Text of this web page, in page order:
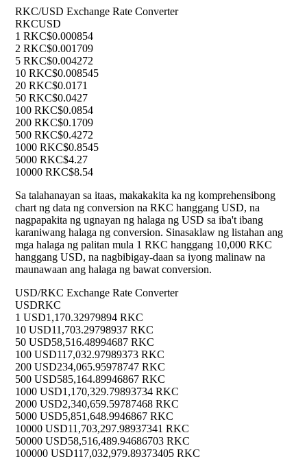
RKC/USD Exchange Rate Converter
RKCUSD
1 RKC$0.000854
2 RKC$0.001709
5 RKC$0.004272
10 RKC$0.008545
20 RKC$0.0171
50 RKC$0.0427
100 RKC$0.0854
200 RKC$0.1709
500 RKC$0.4272
1000 RKC$0.8545
5000 RKC$4.27
10000 RKC$8.54
Sa talahanayan sa itaas, makakakita ka ng komprehensibong
chart ng data ng conversion na RKC hanggang USD, na
nagpapakita ng ugnayan ng halaga ng USD sa iba't ibang
karaniwang halaga ng conversion. Sinasaklaw ng listahan ang
mga halaga ng palitan mula 1 RKC hanggang 10,000 RKC
hanggang USD, na nagbibigay-daan sa iyong malinaw na
maunawaan ang halaga ng bawat conversion.
USD/RKC Exchange Rate Converter
USDRKC
1 USD1,170.32979894 RKC
10 USD11,703.29798937 RKC
50 USD58,516.48994687 RKC
100 USD117,032.97989373 RKC
200 USD234,065.95978747 RKC
500 USD585,164.89946867 RKC
1000 USD1,170,329.79893734 RKC
2000 USD2,340,659.59787468 RKC
5000 USD5,851,648.9946867 RKC
10000 USD11,703,297.98937341 RKC
50000 USD58,516,489.94686703 RKC
100000 USD117,032,979.89373405 RKC